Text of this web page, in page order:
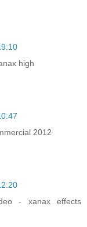
high
2012
- xanax effects